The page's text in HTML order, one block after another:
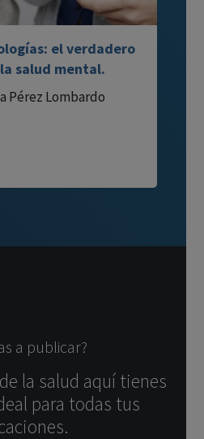
el verdadero
salud mental.
Pérez Lombardo
a publicar?
la salud aquí tienes
para todas tus